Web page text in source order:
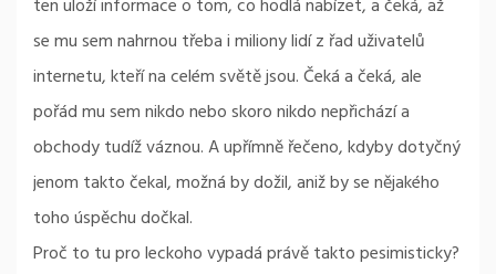
ten uloží informace o tom, co hodlá nabízet, a čeká, až
se mu sem nahrnou třeba i miliony lidí z řad uživatelů
internetu, kteří na celém světě jsou. Čeká a čeká, ale
pořád mu sem nikdo nebo skoro nikdo nepřichází a
obchody tudíž váznou. A upřímně řečeno, kdyby dotyčný
jenom takto čekal, možná by dožil, aniž by se nějakého
toho úspěchu dočkal.
Proč to tu pro leckoho vypadá právě takto pesimisticky?